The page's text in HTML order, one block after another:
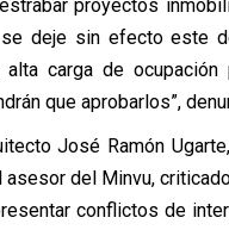
proyectos
deje sin efecto este
carga de
que aprobarlos”,
José Ramón
del Minvu,
conflictos de